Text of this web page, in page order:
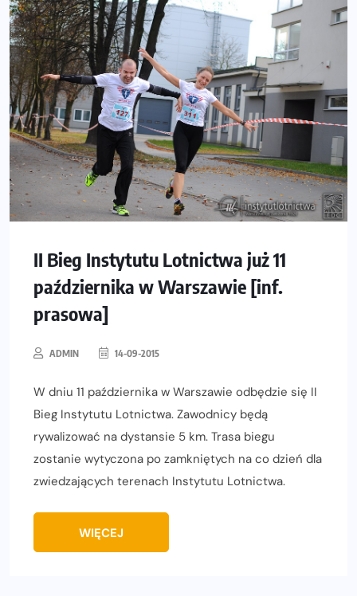
II Bieg Instytutu Lotnictwa już 11
października w Warszawie [inf.
prasowa]
ADMIN 14-09-2015
W dniu 11 października w Warszawie odbędzie się II
Bieg Instytutu Lotnictwa. Zawodnicy będą
rywalizować na dystansie 5 km. Trasa biegu
zostanie wytyczona po zamkniętych na co dzień dla
zwiedzających terenach Instytutu Lotnictwa.
WIĘCEJ